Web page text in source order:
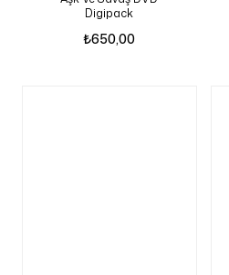
Digipack
₺650,00